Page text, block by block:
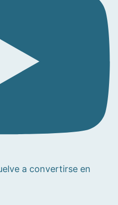
a convertirse en